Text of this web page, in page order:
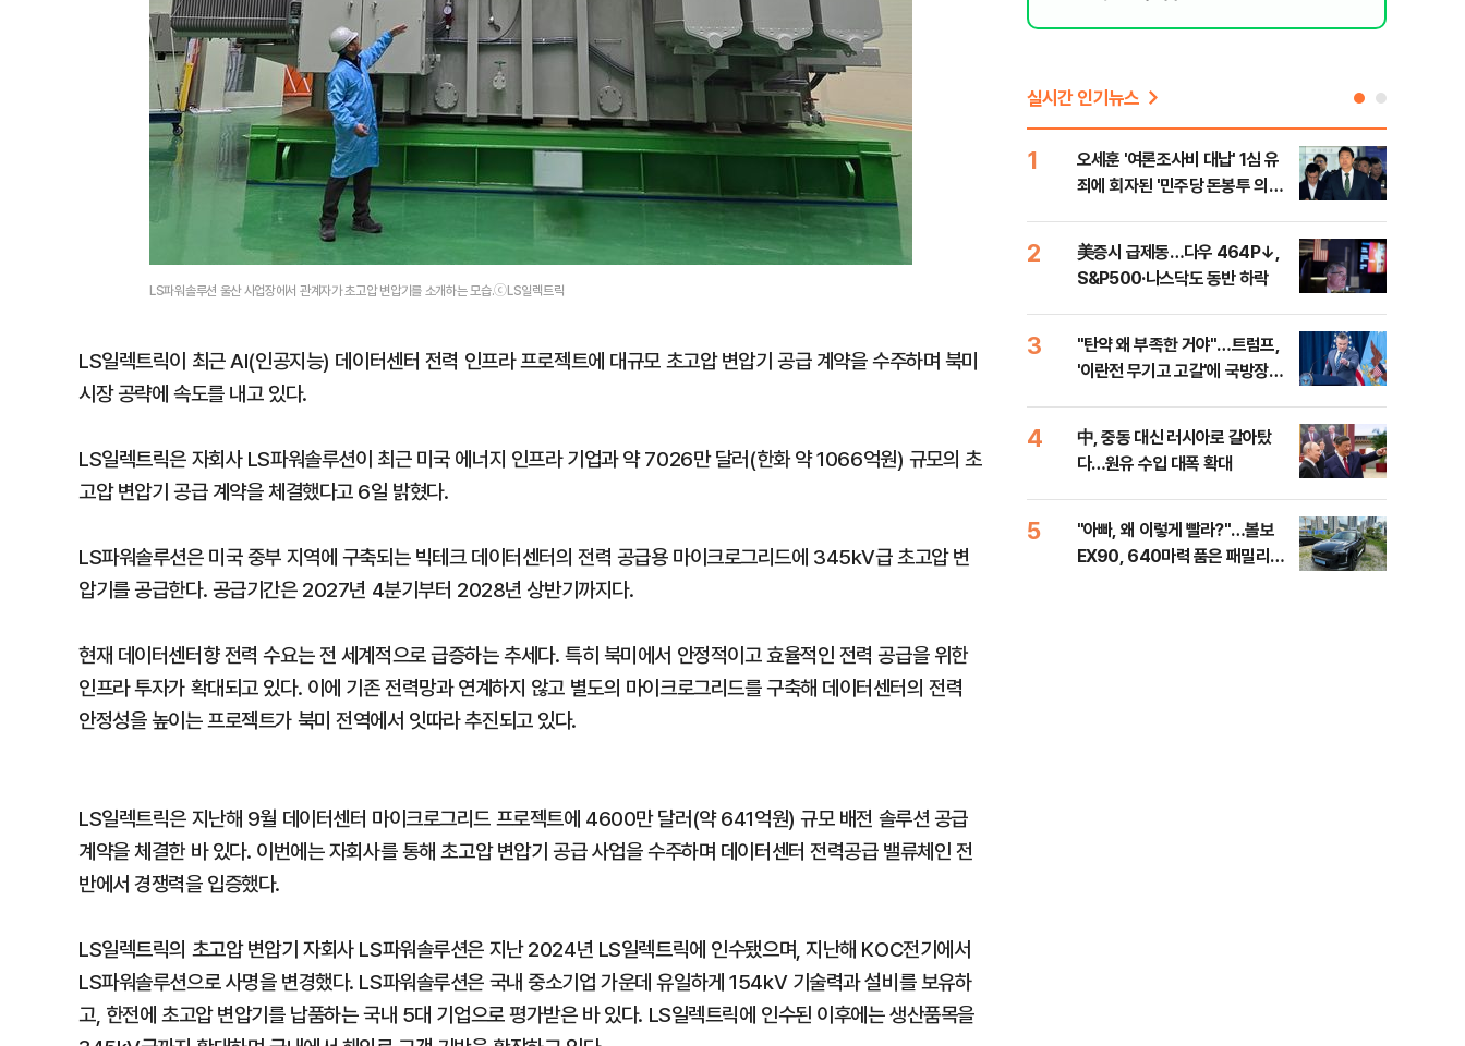
LS파워솔루션 울산 사업장에서 관계자가 초고압 변압기를 소개하는 모습.ⓒLS일렉트릭
LS일렉트릭이 최근 AI(인공지능) 데이터센터 전력 인프라 프로젝트에 대규모 초고압 변압기 공급 계약을 수주하며 북미
시장 공략에 속도를 내고 있다.
LS일렉트릭은 자회사 LS파워솔루션이 최근 미국 에너지 인프라 기업과 약 7026만 달러(한화 약 1066억원) 규모의 초
고압 변압기 공급 계약을 체결했다고 6일 밝혔다.
LS파워솔루션은 미국 중부 지역에 구축되는 빅테크 데이터센터의 전력 공급용 마이크로그리드에 345kV급 초고압 변
압기를 공급한다. 공급기간은 2027년 4분기부터 2028년 상반기까지다.
현재 데이터센터향 전력 수요는 전 세계적으로 급증하는 추세다. 특히 북미에서 안정적이고 효율적인 전력 공급을 위한
인프라 투자가 확대되고 있다. 이에 기존 전력망과 연계하지 않고 별도의 마이크로그리드를 구축해 데이터센터의 전력
안정성을 높이는 프로젝트가 북미 전역에서 잇따라 추진되고 있다.
LS일렉트릭은 지난해 9월 데이터센터 마이크로그리드 프로젝트에 4600만 달러(약 641억원) 규모 배전 솔루션 공급
계약을 체결한 바 있다. 이번에는 자회사를 통해 초고압 변압기 공급 사업을 수주하며 데이터센터 전력공급 밸류체인 전
반에서 경쟁력을 입증했다.
LS일렉트릭의 초고압 변압기 자회사 LS파워솔루션은 지난 2024년 LS일렉트릭에 인수됐으며, 지난해 KOC전기에서
LS파워솔루션으로 사명을 변경했다. LS파워솔루션은 국내 중소기업 가운데 유일하게 154kV 기술력과 설비를 보유하
고, 한전에 초고압 변압기를 납품하는 국내 5대 기업으로 평가받은 바 있다. LS일렉트릭에 인수된 이후에는 생산품목을
실시간 인기뉴스
1
오세훈 '여론조사비 대납' 1심 유
죄에 회자된 '민주당 돈봉투 의
2
美증시 급제동…다우 464P↓,
S&P500·나스닥도 동반 하락
3
"탄약 왜 부족한 거야"…트럼프,
'이란전 무기고 고갈'에 국방장관
4
中, 중동 대신 러시아로 갈아탔
다…원유 수입 대폭 확대
5
"아빠, 왜 이렇게 빨라?"…볼보
EX90, 640마력 품은 패밀리카